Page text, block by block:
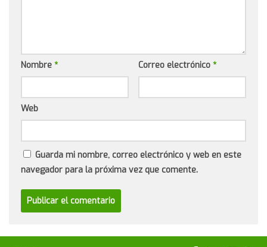
Nombre * Correo electrónico *
Web
Guarda mi nombre, correo electrónico y web en este
navegador para la próxima vez que comente.